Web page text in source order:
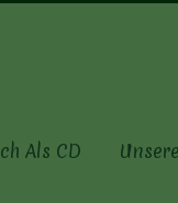
Als CD